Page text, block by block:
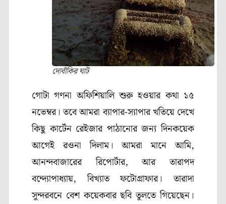
দোবাঁকির ঘাট
গোটা গণনা অফিশিয়ালি শুরু হওয়ার কথা ১৫
নভেম্বর। তবে আমরা ব্যাপার-স্যাপার খতিয়ে দেখে
কিছু কার্টেন রেইজার পাঠানোর জন্য দিনকয়েক
আগেই রওনা দিলাম। আমরা মানে আমি,
আনন্দবাজারের রিপোর্টার,আর তারাপদ
বন্দ্যোপাধ্যায়,বিখ্যাত ফটোগ্রাফার। তারাদা
সুন্দরবনে বেশ কয়েকবার ছবি তুলতে গিয়েছেন।